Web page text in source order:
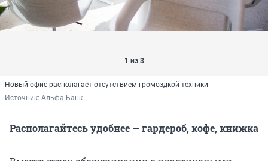
1 из 3
Новый офис располагает отсутствием громоздкой техники
Источник: Альфа-Банк
Располагайтесь удобнее — гардероб, кофе, книжка